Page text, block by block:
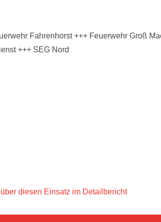
Fahrenhorst +++ Feuerwehr Groß
+++ SEG Nord
diesen Einsatz im Detailbericht